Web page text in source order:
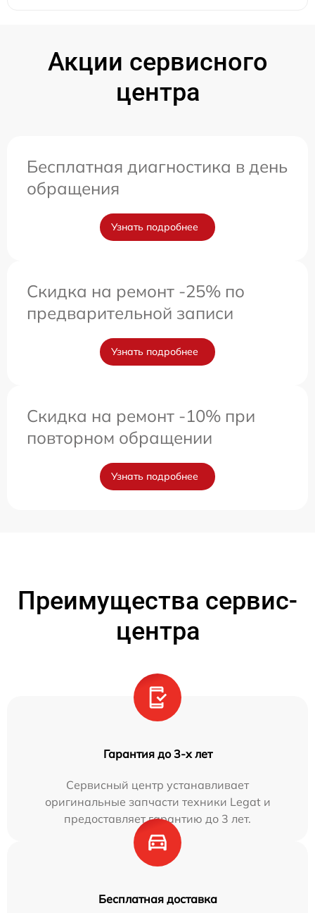
Акции сервисного
центра
Бесплатная диагностика в день
обращения
Узнать подробнее
Скидка на ремонт -25% по
предварительной записи
Узнать подробнее
Скидка на ремонт -10% при
повторном обращении
Узнать подробнее
Преимущества сервис-
центра
Гарантия до 3-х лет
Сервисный центр устанавливает
оригинальные запчасти техники Legat и
предоставляет гарантию до 3 лет.
Бесплатная доставка